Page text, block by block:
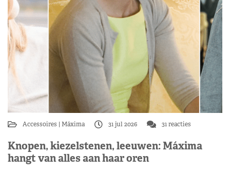
Accessoires Máxima 31 jul 2026 31 reacties
Knopen, kiezelstenen, leeuwen: Máxima
hangt van alles aan haar oren